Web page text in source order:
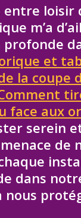
loisir
m’a
et
la coupe
face aux
serein
de
dans